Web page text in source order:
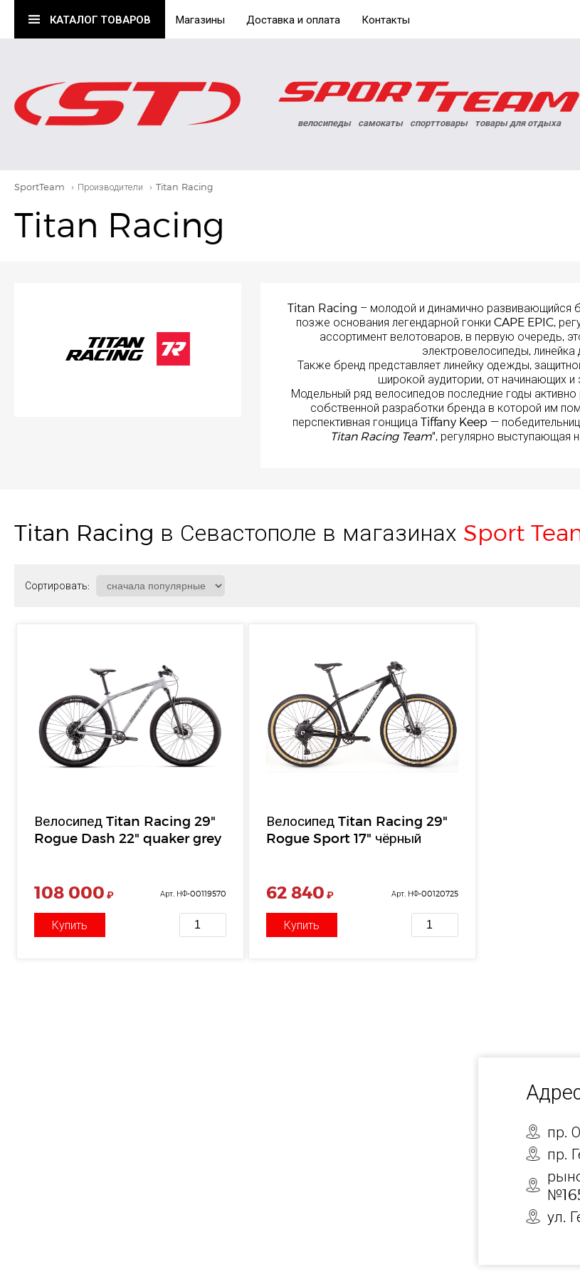
КАТАЛОГ ТОВАРОВ Магазины Доставка и оплата Контакты
велосипеды самокаты спорттовары товары для отдыха
SportTeam › Производители › Titan Racing
Titan Racing
Titan Racing – молодой и динамично развивающийся
позже основания легендарной гонки CAPE EPIC,
ассортимент велотоваров, в первую очередь,
электровелосипеды,
Также бренд представляет линейку одежды,
широкой аудитории, от начинающих
Модельный ряд велосипедов последние годы
собственной разработки бренда в которой им
перспективная гонщица Tiffany Keep —
Titan Racing Team", регулярно выступающая
Titan Racing в Севастополе в магазинах Sport
Сортировать:
Велосипед Titan Racing 29"
Rogue Dash 22" quaker grey
108 000 ₽ Арт. НФ-00119570
Купить
Велосипед Titan Racing 29"
Rogue Sport 17" чёрный
62 840 ₽ Арт. НФ-00120725
Купить
пр.
пр.
ул.